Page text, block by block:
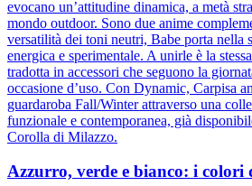
evocano un’attitudine dinamica, a metà
mondo outdoor. Sono due anime
versatilità dei toni neutri, Babe porta nella
energica e sperimentale. A unirle è la
tradotta in accessori che seguono la
occasione d’uso. Con Dynamic, Carpisa
guardaroba Fall/Winter attraverso una
funzionale e contemporanea, già
Corolla di Milazzo.
Azzurro, verde e bianco: i colori